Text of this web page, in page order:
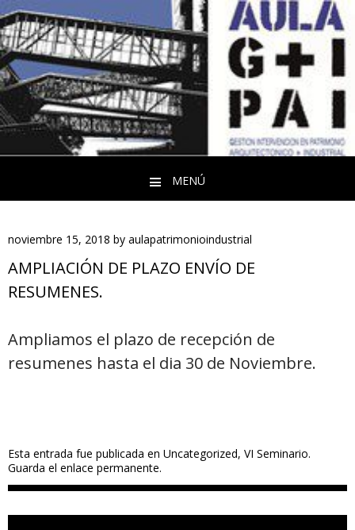
MENÚ
noviembre 15, 2018 by aulapatrimonioindustrial
AMPLIACIÓN DE PLAZO ENVÍO DE
RESUMENES.
Ampliamos el plazo de recepción de
resumenes hasta el dia 30 de Noviembre.
Esta entrada fue publicada en Uncategorized, VI Seminario.
Guarda el enlace permanente.